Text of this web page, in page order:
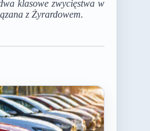
klasowe zwycięstwa w
z Żyrardowem.